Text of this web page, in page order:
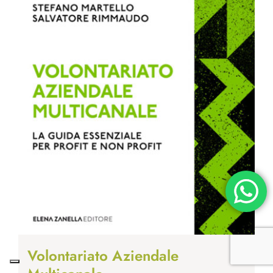
Volontariato Aziendale